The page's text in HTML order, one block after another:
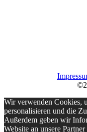
Wir verwenden Cookies,
personalisieren und die
Außerdem geben wir
Website an unsere